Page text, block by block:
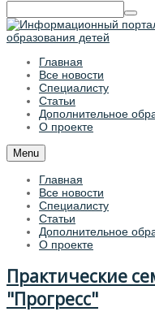
Главная
Все новости
Специалисту
Статьи
Дополнительное
О проекте
Menu
Главная
Все новости
Специалисту
Статьи
Дополнительное
О проекте
Практические
"Прогресс"